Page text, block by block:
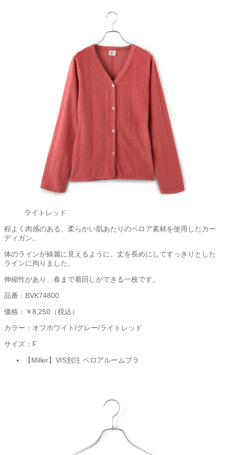
ライトレッド
程よく肉感のある、柔らかい肌あたりのベロア素材を使用したカー
ディガン。
体のラインが綺麗に見えるように、丈を長めにしてすっきりとした
ラインに拘りました。
伸縮性があり、春まで着回しができる一枚です。
品番：BVK74800
価格：￥8,250（税込）
カラー：オフホワイト/グレー/ライトレッド
サイズ：F
【Miller】VIS別注 ベロアルームブラ